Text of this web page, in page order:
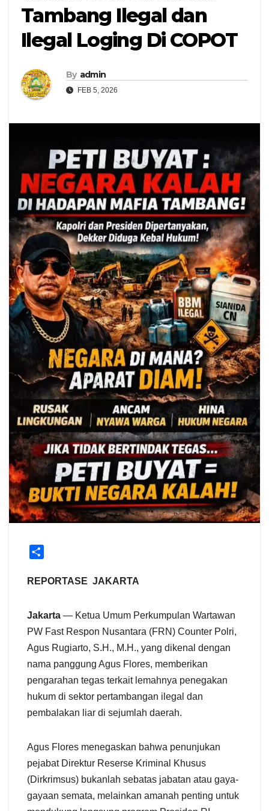
Tambang Ilegal dan
Ilegal Loging Di COPOT
By admin
FEB 5, 2026
a
REPORTASE JAKARTA
Jakarta — Ketua Umum Perkumpulan Wartawan
PW Fast Respon Nusantara (FRN) Counter Polri,
Agus Rugiarto, S.H., M.H., yang dikenal dengan
nama panggung Agus Flores, memberikan
pengarahan tegas terkait lemahnya penegakan
hukum di sektor pertambangan ilegal dan
pembalakan liar di sejumlah daerah.
Agus Flores menegaskan bahwa penunjukan
pejabat Direktur Reserse Kriminal Khusus
(Dirkrimsus) bukanlah sebatas jabatan atau gaya-
gayaan semata, melainkan amanah penting untuk